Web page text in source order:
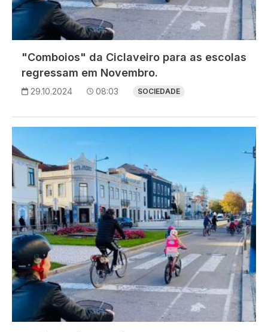
"Comboios" da Ciclaveiro para as escolas
regressam em Novembro.
29.10.2024 08:03 SOCIEDADE